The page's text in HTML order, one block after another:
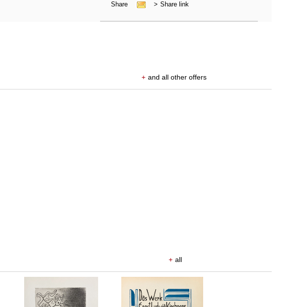
Share > Share link
+ and all other offers
+ all